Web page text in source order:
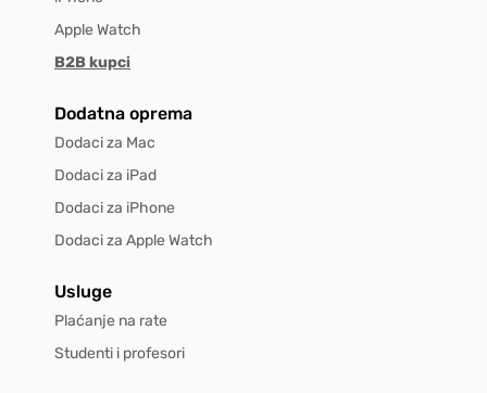
Apple Watch
B2B kupci
Dodatna oprema
Dodaci za Mac
Dodaci za iPad
Dodaci za iPhone
Dodaci za Apple Watch
Usluge
Plaćanje na rate
Studenti i profesori